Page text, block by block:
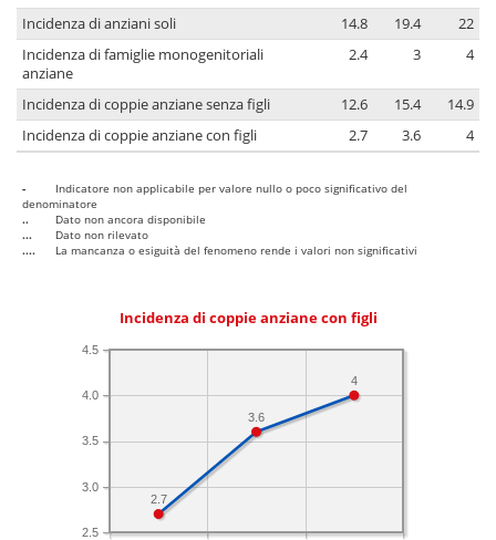
Incidenza di anziani soli 14.8 19.4
22
Incidenza di famiglie monogenitoriali
anziane
2.4 3 4
Incidenza di coppie anziane senza figli 12.6 15.4
14.9
Incidenza di coppie anziane con figli
2.7 3.6 4
-
Indicatore non applicabile per valore nullo o poco significativo del
denominatore
..
Dato non ancora disponibile
...
Dato non rilevato
....
La mancanza o esiguità del fenomeno rende i valori non significativi
Incidenza di coppie anziane con figli
2.5
3.0
3.5
4.0
4.5
4
3.6
2.7